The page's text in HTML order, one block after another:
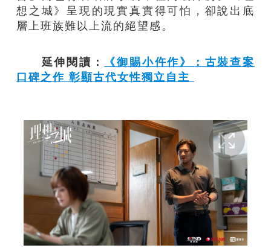
想之城》呈現的現實真實得可怕，卻說出底
層上班族難以上流的絕望感。
延伸閱讀：
《御賜小仵作》：古裝查案
口碑之作 彰顯古代女性獨立自主